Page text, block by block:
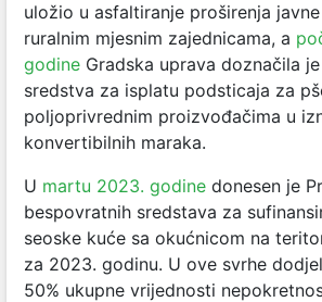
uložio u asfaltiranje proširenja
ruralnim mjesnim zajednicama, a
godine Gradska uprava doznačila
sredstva za isplatu podsticaja za
poljoprivrednim proizvođačima u
konvertibilnih maraka.
U martu 2023. godine donesen je
bespovratnih sredstava za
seoske kuće sa okućnicom na
za 2023. godinu. U ove svrhe
50% ukupne vrijednosti